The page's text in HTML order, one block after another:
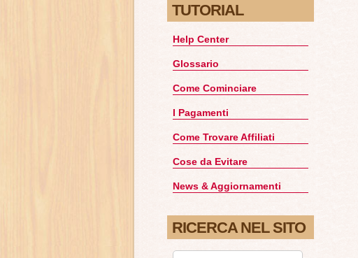
TUTORIAL
Help Center
Glossario
Come Cominciare
I Pagamenti
Come Trovare Affiliati
Cose da Evitare
News & Aggiornamenti
RICERCA NEL SITO